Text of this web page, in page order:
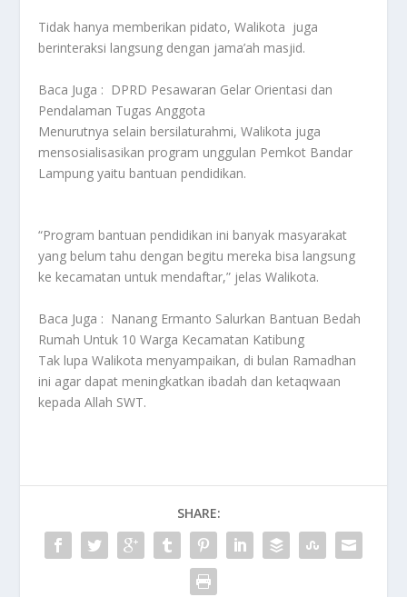
Tidak hanya memberikan pidato, Walikota juga
berinteraksi langsung dengan jama’ah masjid.
Baca Juga : DPRD Pesawaran Gelar Orientasi dan
Pendalaman Tugas Anggota
Menurutnya selain bersilaturahmi, Walikota juga
mensosialisasikan program unggulan Pemkot Bandar
Lampung yaitu bantuan pendidikan.
“Program bantuan pendidikan ini banyak masyarakat
yang belum tahu dengan begitu mereka bisa langsung
ke kecamatan untuk mendaftar,” jelas Walikota.
Baca Juga : Nanang Ermanto Salurkan Bantuan Bedah
Rumah Untuk 10 Warga Kecamatan Katibung
Tak lupa Walikota menyampaikan, di bulan Ramadhan
ini agar dapat meningkatkan ibadah dan ketaqwaan
kepada Allah SWT.
SHARE: